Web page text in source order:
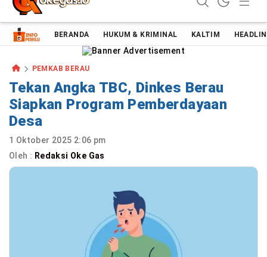
Oke Gas Indonesia | Energi Positif Informasi Terkini!
BERANDA HUKUM & KRIMINAL KALTIM
PEMKAB BERAU
Tekan Angka TBC, Dinkes Berau
Siapkan Program Pemberdayaan
Desa
1 Oktober 2025 2:06 pm
Oleh : Redaksi Oke Gas